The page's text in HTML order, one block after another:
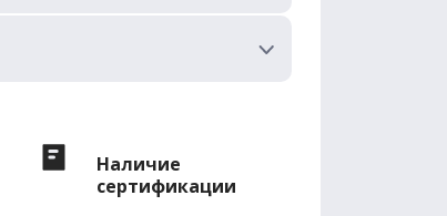
Наличие
сертификации